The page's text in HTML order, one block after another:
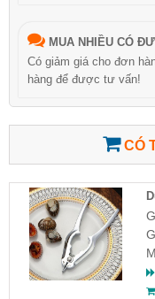
MUA NHIỀU CÓ
Có giảm giá cho đơn
hàng để được tư vấn!
CÓ